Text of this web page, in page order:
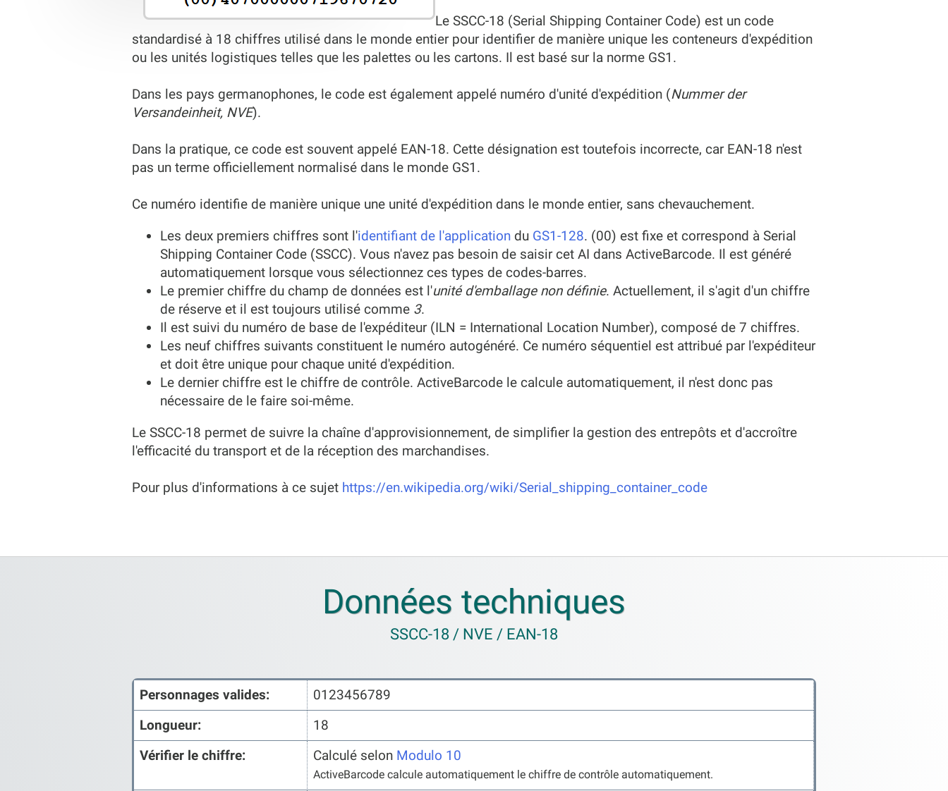
Le SSCC-18 (Serial Shipping Container Code) est un code
standardisé à 18 chiffres utilisé dans le monde entier pour identifier de manière unique les conteneurs d'expédition
ou les unités logistiques telles que les palettes ou les cartons. Il est basé sur la norme GS1.
Dans les pays germanophones, le code est également appelé numéro d'unité d'expédition (Nummer der
Versandeinheit, NVE).
Dans la pratique, ce code est souvent appelé EAN-18. Cette désignation est toutefois incorrecte, car EAN-18 n'est
pas un terme officiellement normalisé dans le monde GS1.
Ce numéro identifie de manière unique une unité d'expédition dans le monde entier, sans chevauchement.
Les deux premiers chiffres sont l'identifiant de l'application du GS1-128. (00) est fixe et correspond à Serial
Shipping Container Code (SSCC). Vous n'avez pas besoin de saisir cet AI dans ActiveBarcode. Il est généré
automatiquement lorsque vous sélectionnez ces types de codes-barres.
Le premier chiffre du champ de données est l'unité d'emballage non définie. Actuellement, il s'agit d'un chiffre
de réserve et il est toujours utilisé comme 3.
Il est suivi du numéro de base de l'expéditeur (ILN = International Location Number), composé de 7 chiffres.
Les neuf chiffres suivants constituent le numéro autogénéré. Ce numéro séquentiel est attribué par l'expéditeur
et doit être unique pour chaque unité d'expédition.
Le dernier chiffre est le chiffre de contrôle. ActiveBarcode le calcule automatiquement, il n'est donc pas
nécessaire de le faire soi-même.
Le SSCC-18 permet de suivre la chaîne d'approvisionnement, de simplifier la gestion des entrepôts et d'accroître
l'efficacité du transport et de la réception des marchandises.
Pour plus d'informations à ce sujet https://en.wikipedia.org/wiki/Serial_shipping_container_code
Données techniques
SSCC-18 / NVE / EAN-18
Personnages valides:
0123456789
Longueur:
18
Vérifier le chiffre:
Calculé selon Modulo 10
ActiveBarcode calcule automatiquement le chiffre de contrôle automatiquement.